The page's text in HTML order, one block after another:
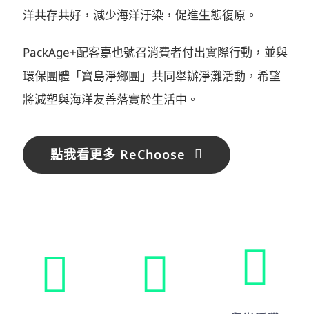
洋共存共好，減少海洋汙染，促進生態復原。
PackAge+配客嘉也號召消費者付出實際行動，並與
環保團體「寶島淨鄉團」共同舉辦淨灘活動，希望
將減塑與海洋友善落實於生活中。
點我看更多 ReChoose